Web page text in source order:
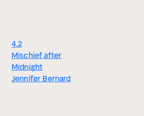
4.2
Mischief after
Midnight
Jennifer Bernard